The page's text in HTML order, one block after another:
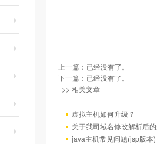
上一篇：已经没有了。
下一篇：已经没有了。
>> 相关文章
虚拟主机如何升级？
关于我司域名修改解析后
java主机常见问题(jsp版本)